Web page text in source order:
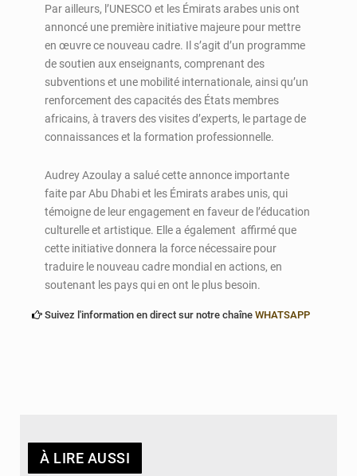
Par ailleurs, l’UNESCO et les Émirats arabes unis ont
annoncé une première initiative majeure pour mettre
en œuvre ce nouveau cadre. Il s’agit d’un programme
de soutien aux enseignants, comprenant des
subventions et une mobilité internationale, ainsi qu’un
renforcement des capacités des États membres
africains, à travers des visites d’experts, le partage de
connaissances et la formation professionnelle.
Audrey Azoulay a salué cette annonce importante
faite par Abu Dhabi et les Émirats arabes unis, qui
témoigne de leur engagement en faveur de l’éducation
culturelle et artistique. Elle a également affirmé que
cette initiative donnera la force nécessaire pour
traduire le nouveau cadre mondial en actions, en
soutenant les pays qui en ont le plus besoin.
Suivez l'information en direct sur notre chaîne WHATSAPP
À LIRE AUSSI